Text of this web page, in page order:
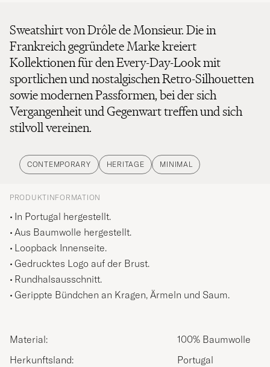
Sweatshirt von Drôle de Monsieur. Die in
Frankreich gegründete Marke kreiert
Kollektionen für den Every-Day-Look mit
sportlichen und nostalgischen Retro-Silhouetten
sowie modernen Passformen, bei der sich
Vergangenheit und Gegenwart treffen und sich
stilvoll vereinen.
CONTEMPORARY HERITAGE MINIMAL
PRODUKTINFORMATION
In Portugal hergestellt.
Aus Baumwolle hergestellt.
Loopback Innenseite.
Gedrucktes Logo auf der Brust.
Rundhalsausschnitt.
Gerippte Bündchen an Kragen, Ärmeln und Saum.
Material:
100% Baumwolle
Herkunftsland:
Portugal